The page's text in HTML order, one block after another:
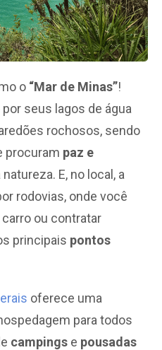
o “Mar de Minas”!
seus lagos de água
rochosos, sendo
procuram paz e
E, no local, a
rodovias, onde você
ou contratar
principais pontos
oferece uma
para todos
campings e pousadas